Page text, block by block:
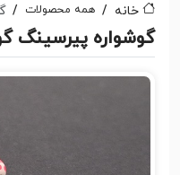
خانه همه محصولات
گوشواره پیرسینگ